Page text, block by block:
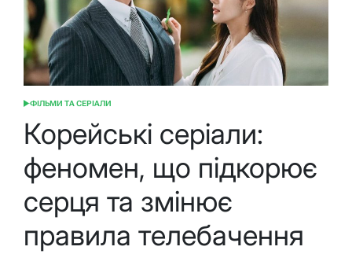
ОПУБЛІКУВАТИ
ФІЛЬМИ ТА СЕРІАЛИ
Корейські серіали:
феномен, що підкорює
серця та змінює
правила телебачення